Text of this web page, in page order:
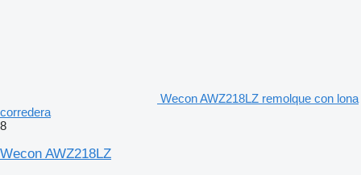
Wecon AWZ218LZ remolque con lona
corredera
8
Wecon AWZ218LZ